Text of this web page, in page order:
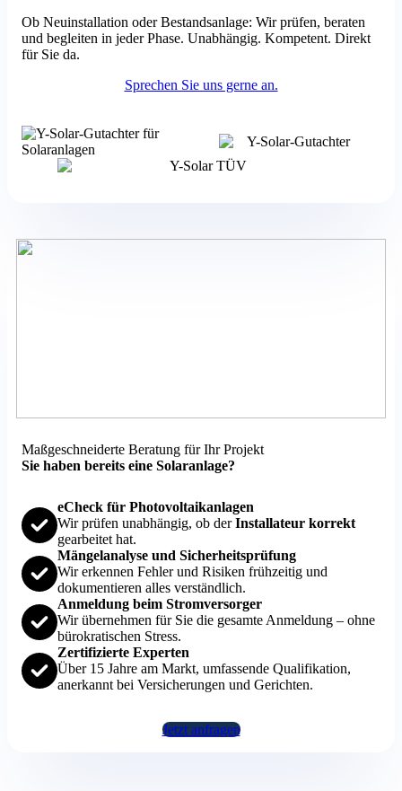
Ob Neuinstallation oder Bestandsanlage: Wir prüfen, beraten
und begleiten in jeder Phase. Unabhängig. Kompetent. Direkt
für Sie da.
Sprechen Sie uns gerne an.
Maßgeschneiderte Beratung für Ihr Projekt
Sie haben bereits eine Solaranlage?
eCheck für Photovoltaikanlagen
Wir prüfen unabhängig, ob derInstallateur korrekt
gearbeitet hat.
Mängelanalyse und Sicherheitsprüfung
Wir erkennen Fehler und Risiken frühzeitig und
dokumentieren alles verständlich.
Anmeldung beim Stromversorger
Wir übernehmen für Sie die gesamte Anmeldung – ohne
bürokratischen Stress.
Zertifizierte Experten
Über 15 Jahre am Markt, umfassende Qualifikation,
anerkannt bei Versicherungen und Gerichten.
Jetzt anfragen